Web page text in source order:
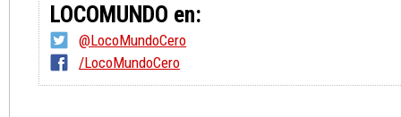
LOCOMUNDO en:
@LocoMundoCero
/LocoMundoCero